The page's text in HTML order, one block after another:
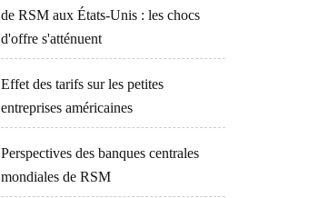
de RSM aux États-Unis : les chocs
d'offre s'atténuent
Effet des tarifs sur les petites
entreprises américaines
Perspectives des banques centrales
mondiales de RSM